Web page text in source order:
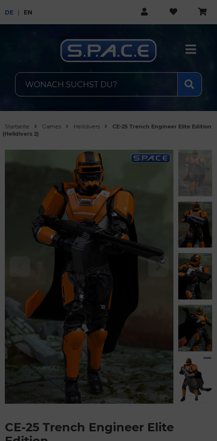
DE EN
Startseite Games Helldivers
CE-25 Trench Engineer Elite Edition
(Helldivers 2)
CE-25 Trench Engineer Elite